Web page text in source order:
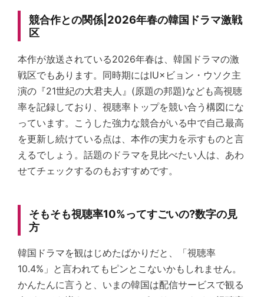
競合作との関係|2026年春の韓国ドラマ激戦
区
本作が放送されている2026年春は、韓国ドラマの激
戦区でもあります。同時期にはIU×ビョン・ウソク主
演の『21世紀の大君夫人』(原題の邦題)なども高視聴
率を記録しており、視聴率トップを競い合う構図にな
っています。こうした強力な競合がいる中で自己最高
を更新し続けている点は、本作の実力を示すものと言
えるでしょう。話題のドラマを見比べたい人は、あわ
せてチェックするのもおすすめです。
そもそも視聴率10%ってすごいの?数字の見
方
韓国ドラマを観はじめたばかりだと、「視聴率
10.4%」と言われてもピンとこないかもしれません。
かんたんに言うと、いまの韓国は配信サービスで観る